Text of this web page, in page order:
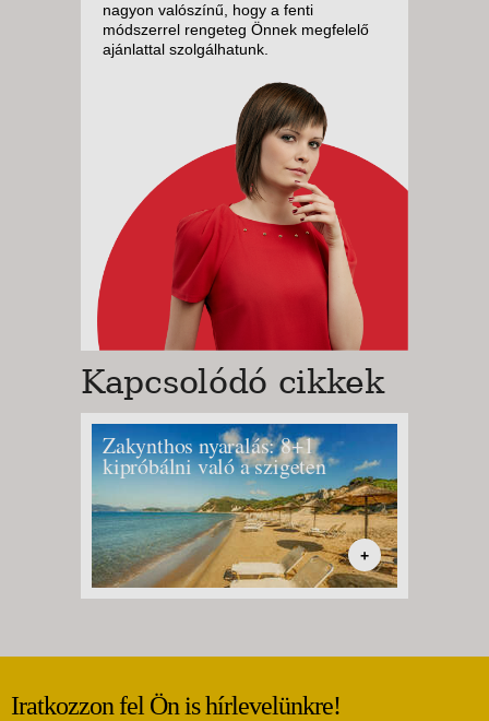
nagyon valószínű, hogy a fenti
módszerrel rengeteg Önnek megfelelő
ajánlattal szolgálhatunk.
Kapcsolódó cikkek
Zakynthos nyaralás: 8+1
kipróbálni való a szigeten
+
Iratkozzon fel Ön is hírlevelünkre!